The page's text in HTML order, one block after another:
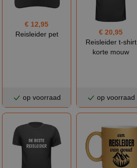
€ 12,95
Reisleider pet
op voorraad
€ 20,95
Reisleider t-shirt
korte mouw
op voorraad